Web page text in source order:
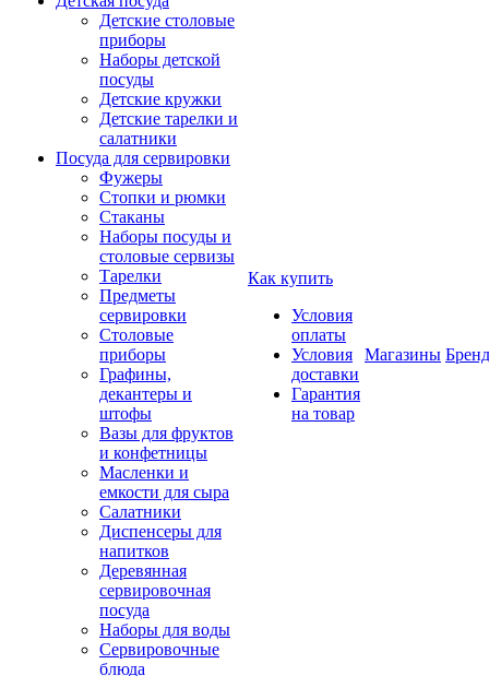
Детские столовые
приборы
Наборы детской
посуды
Детские кружки
Детские тарелки и
салатники
Посуда для сервировки
Фужеры
Стопки и рюмки
Стаканы
Наборы посуды и
столовые сервизы
Тарелки
Предметы
сервировки
Столовые
приборы
Графины,
декантеры и
штофы
Вазы для фруктов
и конфетницы
Масленки и
емкости для сыра
Салатники
Диспенсеры для
напитков
Деревянная
сервировочная
посуда
Наборы для воды
Сервировочные
блюда
Как купить
Условия
оплаты
Условия
доставки
Гарантия
на товар
Магазины